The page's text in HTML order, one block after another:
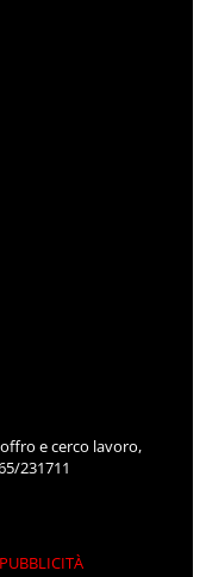
e cerco lavoro,
231711